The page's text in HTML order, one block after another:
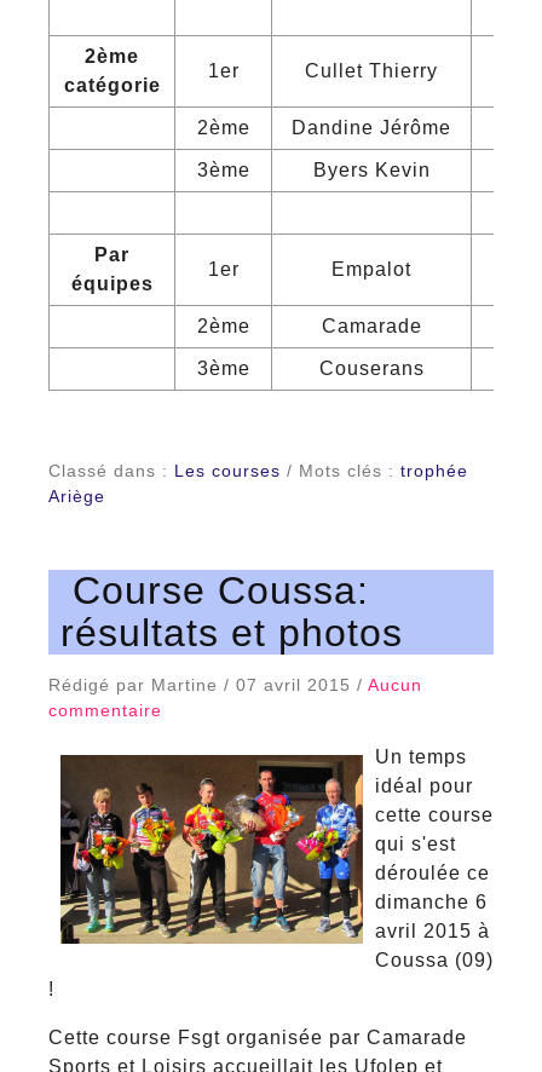
2ème
catégorie
1er Cullet Thierry
2ème Dandine Jérôme
3ème Byers Kevin
Par
équipes
1er Empalot
2ème Camarade
3ème Couserans
Classé dans : Les courses / Mots clés : trophée
Ariège
Course Coussa:
résultats et photos
Rédigé par Martine / 07 avril 2015 / Aucun
commentaire
Un temps
idéal pour
cette course
qui s'est
déroulée ce
dimanche 6
avril 2015 à
Coussa (09)
!
Cette course Fsgt organisée par Camarade
Sports et Loisirs accueillait les Ufolep et